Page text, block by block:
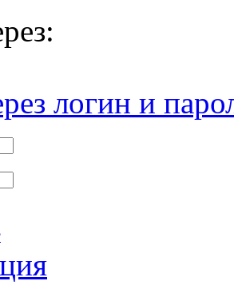
логин и